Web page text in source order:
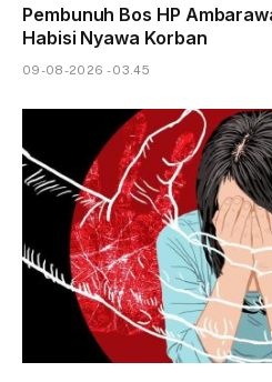
Pembunuh Bos HP
Habisi Nyawa Korban
09-08-2026 - 03.45